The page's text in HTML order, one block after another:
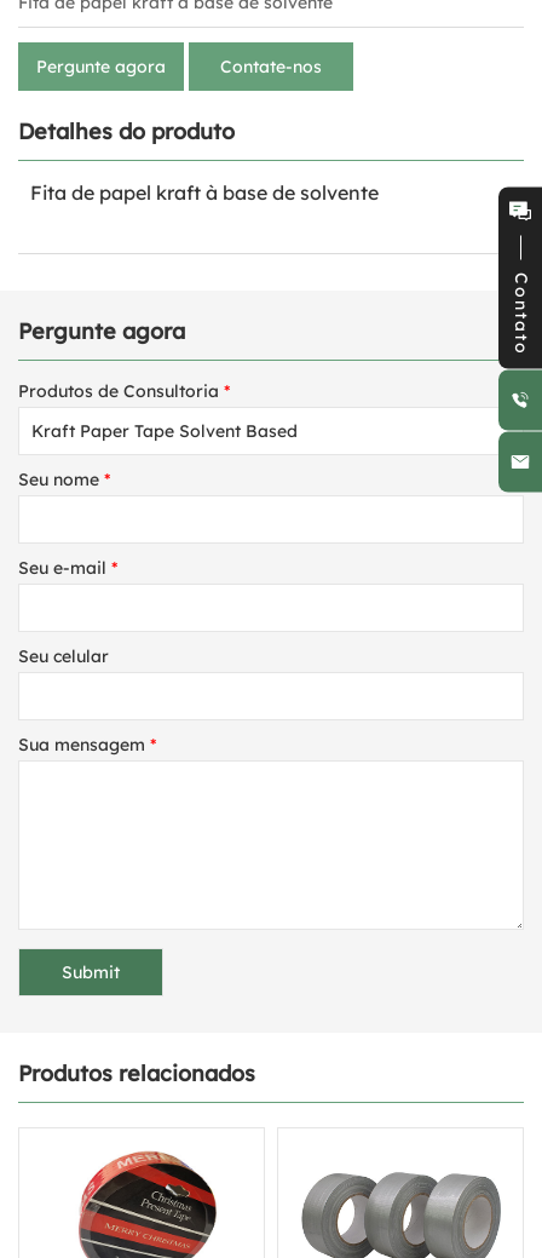
Pergunte agora Contate-nos
Detalhes do produto
Fita de papel kraft à base de solvente
Pergunte agora
Produtos de Consultoria *
Seu nome *
Seu e-mail *
Seu celular
Sua mensagem *
Produtos relacionados
Contato